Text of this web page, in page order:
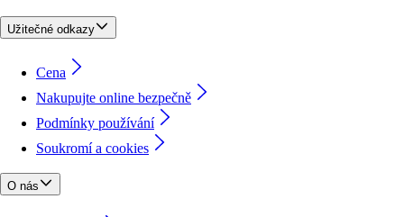
Užitečné odkazy
Cena
Nakupujte online bezpečně
Podmínky používání
Soukromí a cookies
O nás